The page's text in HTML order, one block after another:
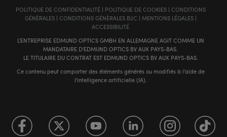
POLITIQUE DE CONFIDENTIALITÉ| POLITIQUE DE COOKIES| CONDITIONS
GÉNÈRALES| CONDITIONS GÉNÈRALES B2C | MENTIONS LÉGALES|
ACCESSIBILITÉ
L'ENTREPRISE EDMUND OPTICS GMBH EN ALLEMAGNE AGIT COMME UN
MANDATAIRE D'EDMUND OPTICS BV AUX PAYS-BAS.
LE TITULAIRE DU CONTRAT EST EDMUND OPTICS BV AUX PAYS-BAS.
Ce contenu peut comporter des éléments générés ou modifiés à l'aide de
l'intelligence artificielle (IA).